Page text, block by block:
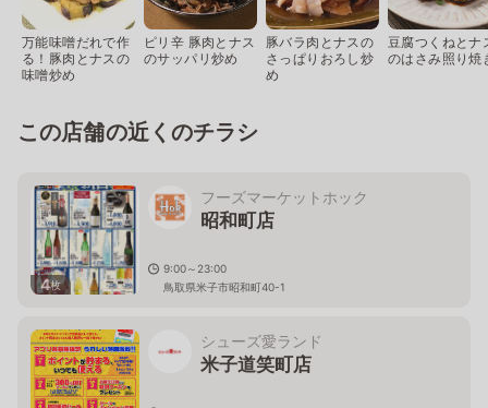
万能味噌だれで作
る！豚肉とナスの
味噌炒め
ピリ辛 豚肉とナス
のサッパリ炒め
豚バラ肉とナスの
さっぱりおろし炒
め
豆腐つくねとナ
のはさみ照り焼
この店舗の近くのチラシ
4枚
フーズマーケットホック
昭和町店
9:00～23:00
鳥取県米子市昭和町40-1
シューズ愛ランド
米子道笑町店